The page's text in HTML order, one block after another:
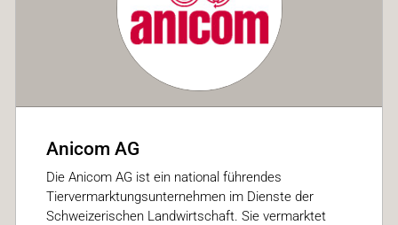
Anicom AG
Die Anicom AG ist ein national führendes
Tiervermarktungsunternehmen im Dienste der
Schweizerischen Landwirtschaft. Sie vermarktet